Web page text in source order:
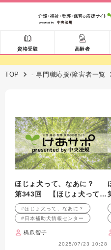
資格受験 高齢者
TOP - 専門職応援/障害者一覧
ほじょ犬って、なあに？
第343回 【ほじょ犬ってか
わいそう？？？】
#ほじょ犬って、なあに？
#日本補助犬情報センター
橋爪智子
2025/07/23 10:28